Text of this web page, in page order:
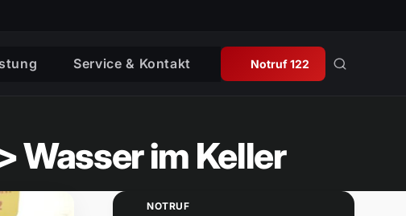
Service & Kontakt Notruf 122
Wasser im Keller
NOTRUF